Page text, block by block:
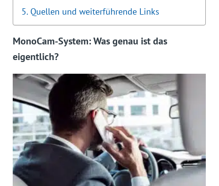
Quellen und weiterführende Links
MonoCam-System: Was genau ist das
eigentlich?